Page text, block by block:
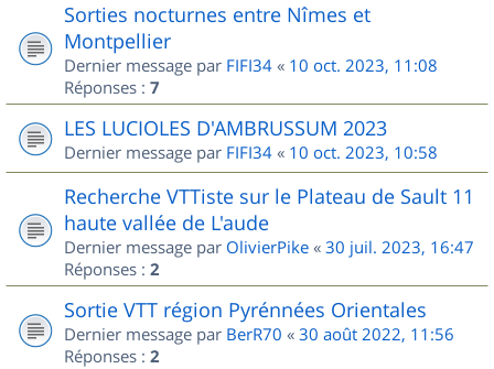
Sorties nocturnes entre Nîmes et
Montpellier
Dernier message par FIFI34 « 10 oct. 2023, 11:08
Réponses : 7
LES LUCIOLES D'AMBRUSSUM 2023
Dernier message par FIFI34 « 10 oct. 2023, 10:58
Recherche VTTiste sur le Plateau de Sault 11
haute vallée de L'aude
Dernier message par OlivierPike « 30 juil. 2023, 16:47
Réponses : 2
Sortie VTT région Pyrénnées Orientales
Dernier message par BerR70 « 30 août 2022, 11:56
Réponses : 2